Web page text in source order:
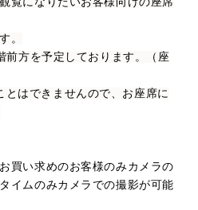
。
前方を予定しております。（座
とはできませんので、お座席に
買い求めのお客様のみカメラの
イムのみカメラでの撮影が可能